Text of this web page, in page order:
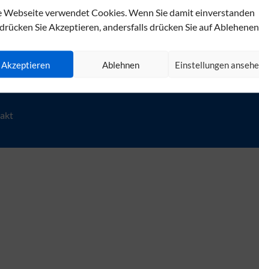
Webseite verwendet Cookies. Wenn Sie damit einverstanden
Sie Akzeptieren, andersfalls drücken Sie auf Ablehenen.
Akzeptieren Ablehnen Einstellungen
Montag - Donnerstag: 7:30 -
Freitag: 7:30 - 13:30 Uhr.
An Feier- und Brückentagen